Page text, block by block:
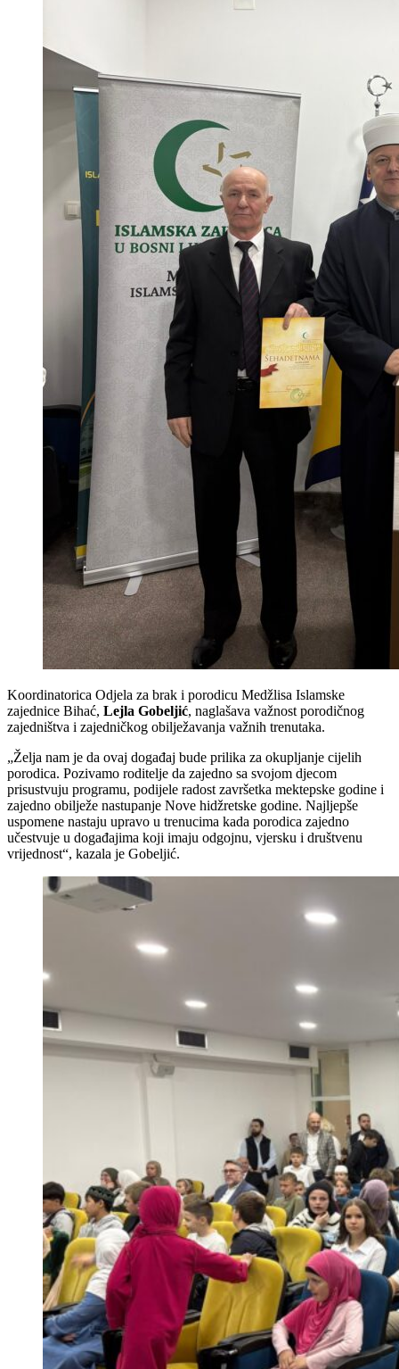
Koordinatorica Odjela za brak i porodicu Medžlisa Islamske
zajednice Bihać, Lejla Gobeljić, naglašava važnost porodičnog
zajedništva i zajedničkog obilježavanja važnih trenutaka.
„Želja nam je da ovaj događaj bude prilika za okupljanje cijelih
porodica. Pozivamo roditelje da zajedno sa svojom djecom
prisustvuju programu, podijele radost završetka mektepske godine i
zajedno obilježe nastupanje Nove hidžretske godine. Najljepše
uspomene nastaju upravo u trenucima kada porodica zajedno
učestvuje u događajima koji imaju odgojnu, vjersku i društvenu
vrijednost“, kazala je Gobeljić.